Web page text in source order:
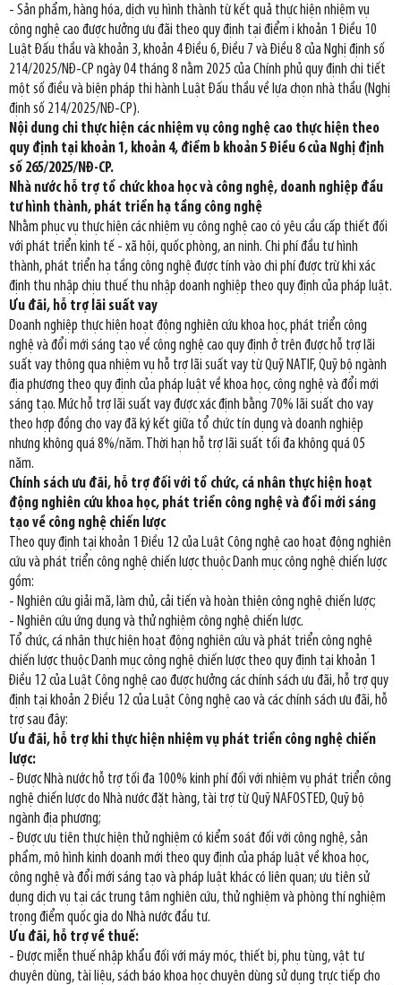
- Sản phẩm, hàng hóa, dịch vụ hình thành từ kết quả thực hiện nhiệm vụ
công nghệ cao được hưởng ưu đãi theo quy định tại điểm i khoản 1 Điều 10
Luật Đấu thầu và khoản 3, khoản 4 Điều 6, Điều 7 và Điều 8 của Nghị định số
214/2025/NĐ-CP ngày 04 tháng 8 nằm 2025 của Chính phủ quy định chi tiết
một số điều và biện pháp thi hành Luật Đấu thầu về lựa chọn nhà thầu (Nghị
định số 214/2025/NĐ-CP).
Nội dung chi thực hiện các nhiệm vụ công nghệ cao thực hiện theo
quy định tại khoản 1, khoản 4, điểm b khoản 5 Điều 6 của Nghị định
số 265/2025/NĐ-CP.
Nhà nước hỗ trợ tổ chức khoa học và công nghệ, doanh nghiệp đầu
tư hình thành, phát triển hạ tầng công nghệ
Nhằm phục vụ thực hiện các nhiệm vụ công nghệ cao có yêu cầu cấp thiết đối
với phát triển kinh tế - xã hội, quốc phòng, an ninh. Chi phí đầu tư hình
thành, phát triển hạ tầng công nghệ được tính vào chi phí được trừ khi xác
định thu nhập chịu thuế thu nhập doanh nghiệp theo quy định của pháp luật.
Ưu đãi, hỗ trợ lãi suất vay
Doanh nghiệp thực hiện hoạt động nghiên cứu khoa học, phát triển công
nghệ và đổi mới sáng tạo về công nghệ cao quy định ở trên được hỗ trợ lãi
suất vay thông qua nhiệm vụ hỗ trợ lãi suất vay từ Quỹ NATIF, Quỹ bộ ngành
địa phương theo quy định của pháp luật về khoa học, công nghệ và đổi mới
sáng tạo. Mức hỗ trợ lãi suất vay được xác định bằng 70% lãi suất cho vay
theo hợp đồng cho vay đã ký kết giữa tổ chức tín dụng và doanh nghiệp
nhưng không quá 8%/năm. Thời hạn hỗ trợ lãi suất tối đa không quá 05
năm.
Chính sách ưu đãi, hỗ trợ đối với tổ chức, cá nhân thực hiện hoạt
động nghiên cứu khoa học, phát triển công nghệ và đổi mới sáng
tạo về công nghệ chiến lược
Theo quy định tại khoản 1 Điều 12 của Luật Công nghệ cao hoạt động nghiên
cứu và phát triển công nghệ chiến lược thuộc Danh mục công nghệ chiến lược
gồm:
- Nghiên cứu giải mã, làm chủ, cải tiến và hoàn thiện công nghệ chiến lược;
- Nghiên cứu ứng dụng và thử nghiệm công nghệ chiến lược.
Tổ chức, cá nhân thực hiện hoạt động nghiên cứu và phát triển công nghệ
chiến lược thuộc Danh mục công nghệ chiến lược theo quy định tại khoản 1
Điều 12 của Luật Công nghệ cao được hưởng các chính sách ưu đãi, hỗ trợ quy
định tại khoản 2 Điều 12 của Luật Công nghệ cao và các chính sách ưu đãi, hỗ
trợ sau đây:
Ưu đãi, hỗ trợ khi thực hiện nhiệm vụ phát triển công nghệ chiến
lược:
- Được Nhà nước hỗ trợ tối đa 100% kinh phí đối với nhiệm vụ phát triển công
nghệ chiến lược do Nhà nước đặt hàng, tài trợ từ Quỹ NAFOSTED, Quỹ bộ
ngành địa phương;
- Được ưu tiên thực hiện thử nghiệm có kiểm soát đối với công nghệ, sản
phẩm, mô hình kinh doanh mới theo quy định của pháp luật về khoa học,
công nghệ và đổi mới sáng tạo và pháp luật khác có liên quan; ưu tiên sử
dụng dịch vụ tại các trung tâm nghiên cứu, thử nghiệm và phòng thí nghiệm
trọng điểm quốc gia do Nhà nước đầu tư.
Ưu đãi, hỗ trợ về thuế:
- Được miễn thuế nhập khẩu đối với máy móc, thiết bị, phụ tùng, vật tư
chuyên dùng, tài liệu, sách báo khoa học chuyên dùng sử dụng trực tiếp cho